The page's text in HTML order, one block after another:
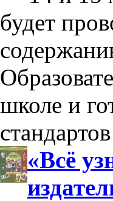
будет
школе и
«Всё